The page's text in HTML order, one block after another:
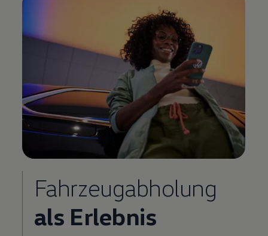
Fahrzeugabholung
als Erlebnis